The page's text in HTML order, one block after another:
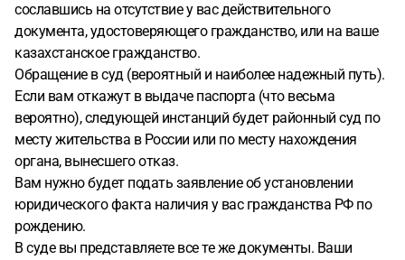
сославшись на отсутствие у вас действительного
документа, удостоверяющего гражданство, или на ваше
казахстанское гражданство.
Обращение в суд (вероятный и наиболее надежный путь).
Если вам откажут в выдаче паспорта (что весьма
вероятно), следующей инстанций будет районный суд по
месту жительства в России или по месту нахождения
органа, вынесшего отказ.
Вам нужно будет подать заявление об установлении
юридического факта наличия у вас гражданства РФ по
рождению.
В суде вы представляете все те же документы. Ваши